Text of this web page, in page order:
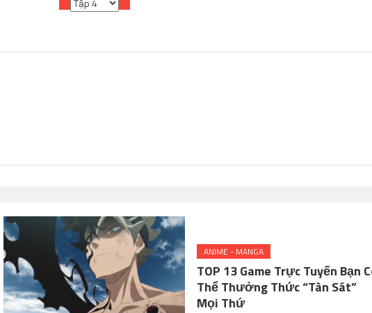
ANIME - MANGA
TOP 13 Game Trực Tuyến Bạn
Thể Thưởng Thức “Tàn Sát”
Mọi Thứ